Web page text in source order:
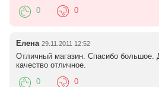
0 0
Елена 29.11.2011 12:52
Отличный магазин. Спасибо большое.
качество отличное.
0 0